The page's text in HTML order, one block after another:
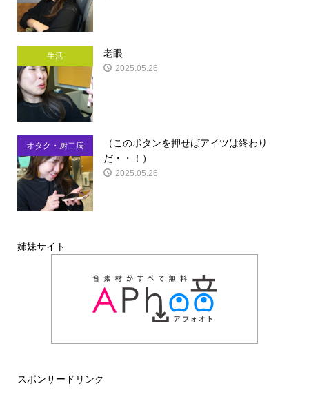
生活 老眼
2025.05.26
オタク・厨二病
（このボタンを押せばアイツは終わり
だ・・！）
2025.05.26
姉妹サイト
スポンサードリンク